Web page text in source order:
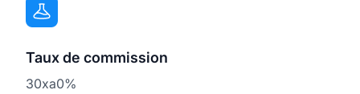
Taux de commission
30xa0%